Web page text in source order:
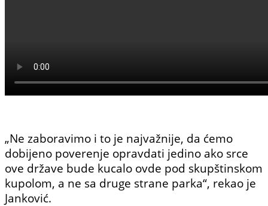
„Ne zaboravimo i to je najvažnije, da ćemo
dobijeno poverenje opravdati jedino ako srce
ove države bude kucalo ovde pod skupštinskom
kupolom, a ne sa druge strane parka“, rekao je
Janković.